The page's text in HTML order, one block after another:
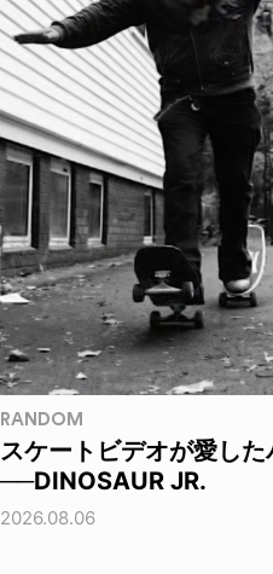
RANDOM
スケートビデオが愛した
──DINOSAUR JR.
2026.08.06